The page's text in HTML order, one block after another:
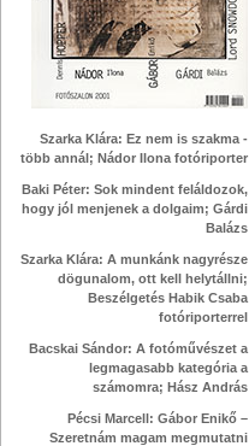
Szarka Klára: Ez nem is szakma -
több annál; Nádor Ilona fotóriporter
Baki Péter: Sok mindent feláldozok,
hogy jól menjenek a dolgaim; Gárdi
Balázs
Szarka Klára: A munkánk nagyrésze
dögunalom, ott kell helytállni;
Beszélgetés Habik Csaba
fotóriporterrel
Bacskai Sándor: A fotóművészet a
legmagasabb kategória a
számomra; Hász András
Pécsi Marcell: Gábor Enikő –
Szeretnám magam megmutatni